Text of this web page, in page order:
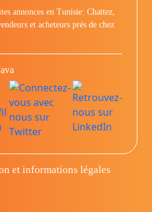
annonces en Tunisie: Chattez,
et acheteurs prés de chez
et informations légales